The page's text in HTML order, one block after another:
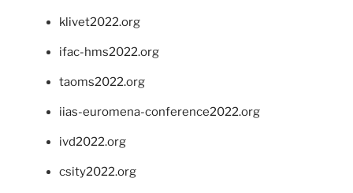
klivet2022.org
ifac-hms2022.org
taoms2022.org
iias-euromena-conference2022.org
ivd2022.org
csity2022.org